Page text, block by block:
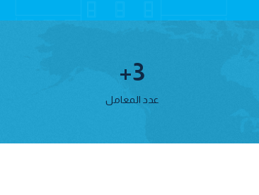
3
+
عدد المعامل